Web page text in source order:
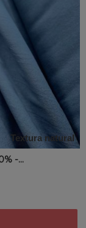
Textura natural
-...